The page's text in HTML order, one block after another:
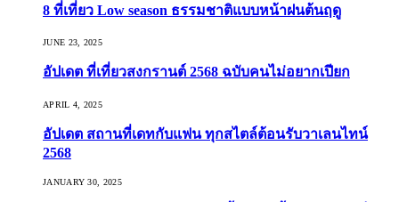
8 ที่เที่ยว Low season ธรรมชาติแบบหน้าฝนต้นฤดู️
JUNE 23, 2025
อัปเดต ที่เที่ยวสงกรานต์ 2568 ฉบับคนไม่อยากเปียก
APRIL 4, 2025
อัปเดต สถานที่เดทกับแฟน ทุกสไตล์ต้อนรับวาเลนไทน์
2568
JANUARY 30, 2025